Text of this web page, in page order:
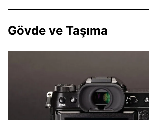
Gövde ve Taşıma